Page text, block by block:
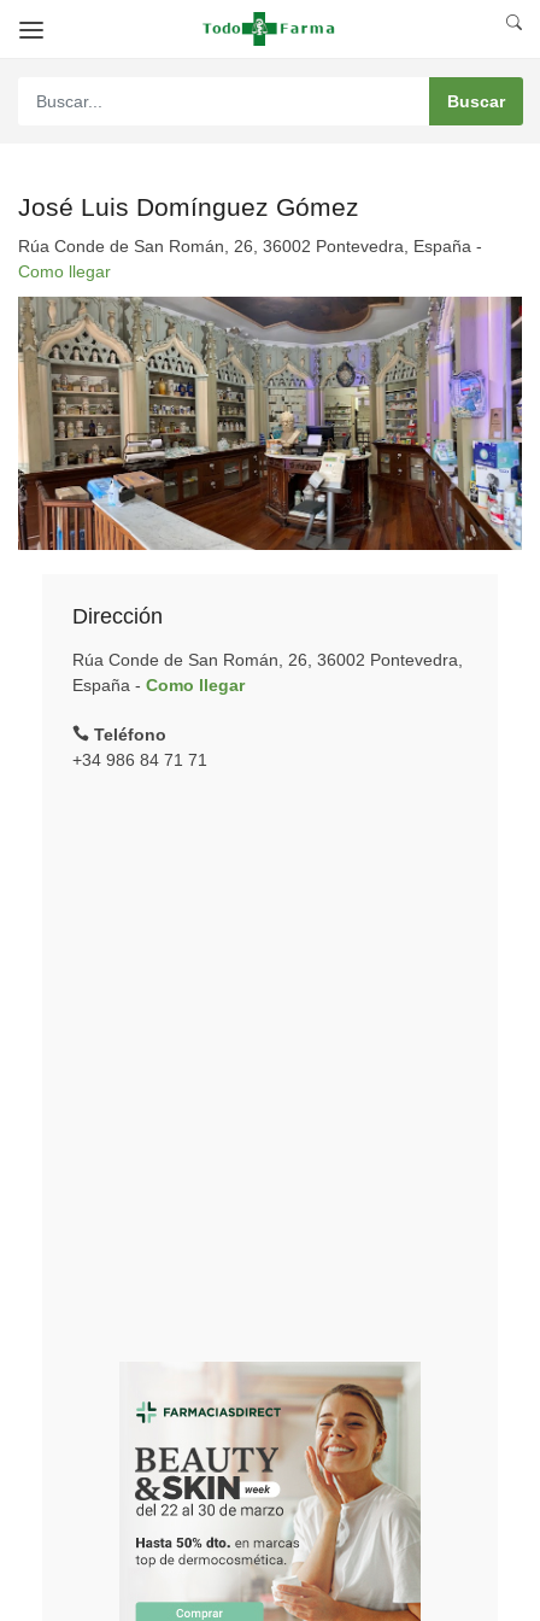
José Luis Domínguez Gómez
Rúa Conde de San Román, 26, 36002 Pontevedra, España -
Como llegar
Dirección
Rúa Conde de San Román, 26, 36002 Pontevedra,
España - Como llegar
Teléfono
+34 986 84 71 71